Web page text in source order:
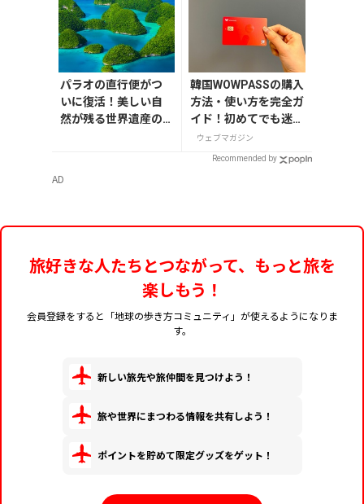
パラオの直行便がつ
いに復活！美しい自
然が残る世界遺産の
韓国WOWPASSの購入
方法・使い方を完全ガ
イド！初めてでも迷わ
ない
ウェブマガジン
Recommended by
AD
旅好きな人たちとつながって、もっと旅を
楽しもう！
会員登録をすると「地球の歩き方コミュニティ」が使えるようになりま
す。
新しい旅先や旅仲間を見つけよう！
旅や世界にまつわる情報を共有しよう！
ポイントを貯めて限定グッズをゲット！